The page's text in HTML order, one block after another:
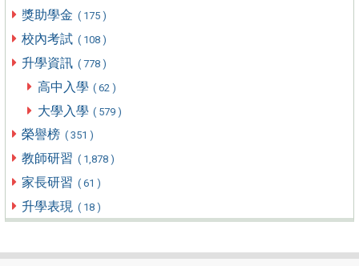
獎助學金 ( 175 )
校內考試 ( 108 )
升學資訊 ( 778 )
高中入學 ( 62 )
大學入學 ( 579 )
榮譽榜 ( 351 )
教師研習 ( 1,878 )
家長研習 ( 61 )
升學表現 ( 18 )